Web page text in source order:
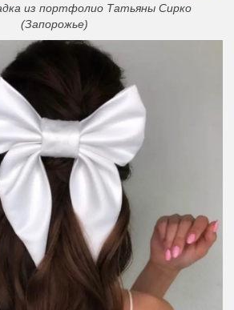
из портфолио Татьяны Сирко
(Запорожье)